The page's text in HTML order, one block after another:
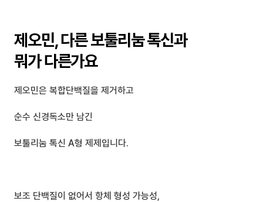
제오민, 다른 보툴리눔 톡신과
뭐가 다른가요
제오민은 복합단백질을 제거하고
순수 신경독소만 남긴
보툴리눔 톡신 A형 제제입니다.
보조 단백질이 없어서 항체 형성 가능성,